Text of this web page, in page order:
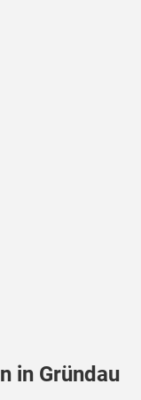
in Gründau